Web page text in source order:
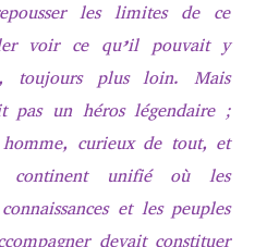
les limites de ce
voir ce qu’il pouvait y
toujours plus loin. Mais
pas un héros légendaire ;
curieux de tout, et
unifié où les
et les peuples
devait constituer